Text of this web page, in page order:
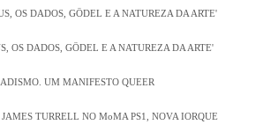
OS DADOS, GÖDEL E A NATUREZA DA ARTE'
OS DADOS, GÖDEL E A NATUREZA DA ARTE'
UM MANIFESTO QUEER
JAMES TURRELL NO MoMA PS1, NOVA IORQUE